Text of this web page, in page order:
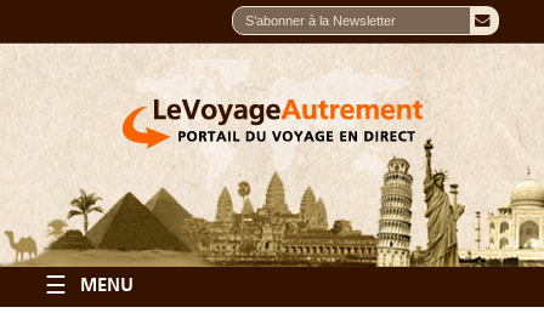
☰ MENU